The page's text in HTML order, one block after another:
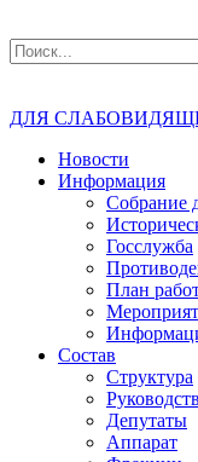
ДЛЯ
Новости
Информация
Собрание
Госслужба
План
Состав
Структура
Депутаты
Аппарат